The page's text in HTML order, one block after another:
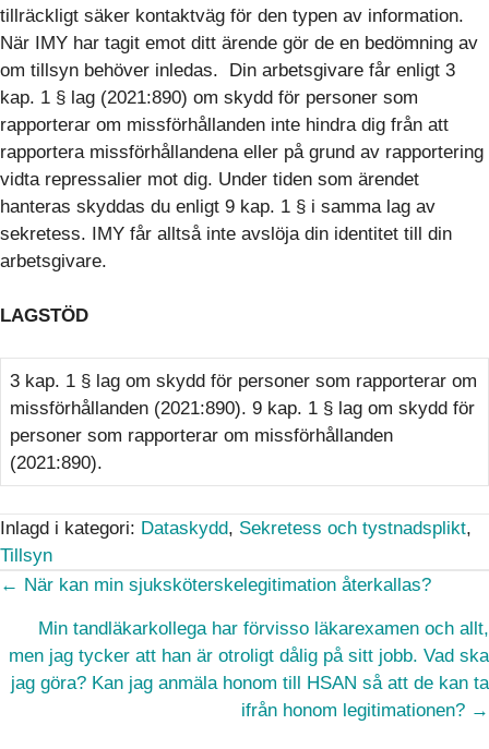
tillräckligt säker kontaktväg för den typen av information.
När IMY har tagit emot ditt ärende gör de en bedömning av
om tillsyn behöver inledas. Din arbetsgivare får enligt 3
kap. 1 § lag (2021:890) om skydd för personer som
rapporterar om missförhållanden inte hindra dig från att
rapportera missförhållandena eller på grund av rapportering
vidta repressalier mot dig. Under tiden som ärendet
hanteras skyddas du enligt 9 kap. 1 § i samma lag av
sekretess. IMY får alltså inte avslöja din identitet till din
arbetsgivare.
LAGSTÖD
3 kap. 1 § lag om skydd för personer som rapporterar om
missförhållanden (2021:890). 9 kap. 1 § lag om skydd för
personer som rapporterar om missförhållanden
(2021:890).
Inlagd i kategori: Dataskydd, Sekretess och tystnadsplikt,
Tillsyn
Posts
navigation
← När kan min sjuksköterskelegitimation återkallas?
Min tandläkarkollega har förvisso läkarexamen och allt,
men jag tycker att han är otroligt dålig på sitt jobb. Vad ska
jag göra? Kan jag anmäla honom till HSAN så att de kan ta
ifrån honom legitimationen? →